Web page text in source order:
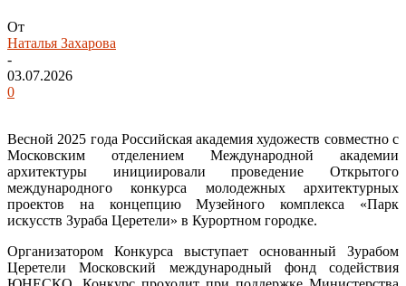
От
Наталья Захарова
-
03.07.2026
0
Весной 2025 года Российская академия художеств совместно с
Московским отделением Международной академии
архитектуры инициировали проведение Открытого
международного конкурса молодежных архитектурных
проектов на концепцию Музейного комплекса «Парк
искусств Зураба Церетели» в Курортном городке.
Организатором Конкурса выступает основанный Зурабом
Церетели Московский международный фонд содействия